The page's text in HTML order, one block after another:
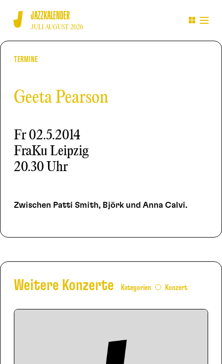
JAZZKALENDER
JULI AUGUST 2026
TERMINE
Geeta Pearson
Fr02.5.2014
FraKu Leipzig
20.30 Uhr
Zwischen Patti Smith, Björk und Anna Calvi.
Weitere Konzerte Kategorien Konzert